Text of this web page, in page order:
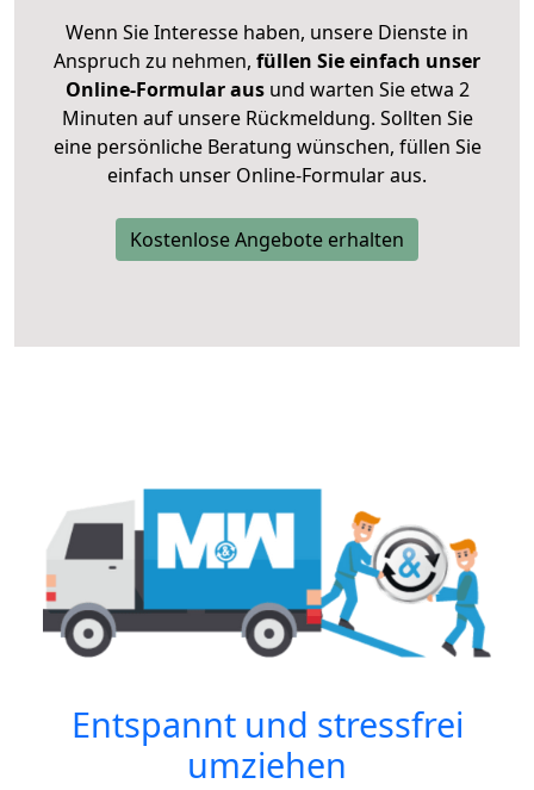
Wenn Sie Interesse haben, unsere Dienste in
Anspruch zu nehmen, füllen Sie einfach unser
Online-Formular ausund warten Sie etwa 2
Minuten auf unsere Rückmeldung. Sollten Sie
eine persönliche Beratung wünschen, füllen Sie
einfach unser Online-Formular aus.
Kostenlose Angebote erhalten
Entspannt und stressfrei
umziehen